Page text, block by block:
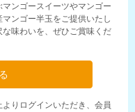
ンゴースイーツやマンゴー
ンゴー半玉をご提供いたし
味わいを、ぜひご賞味くだ
りログインいただき、会員